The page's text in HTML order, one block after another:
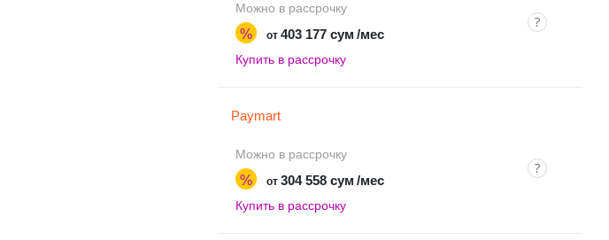
Можно в рассрочку
% от 403 177 сум /мес
Купить в рассрочку
Paymart
Можно в рассрочку
% от 304 558 сум /мес
Купить в рассрочку